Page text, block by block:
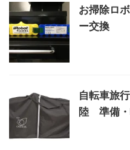
お掃除ロ
ー交換
自転車旅
陸 準備・